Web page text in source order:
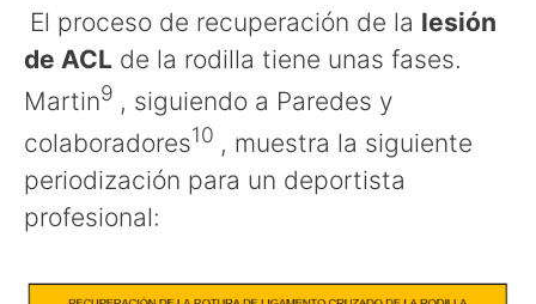
El proceso de recuperación de la lesión
de ACL de la rodilla tiene unas fases.
Martin9 , siguiendo a Paredes y
colaboradores10 , muestra la siguiente
periodización para un deportista
profesional: